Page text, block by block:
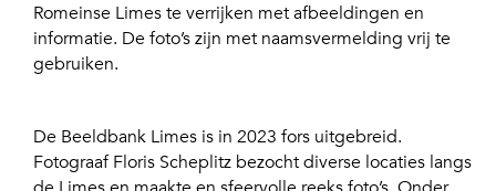
Romeinse Limes te verrijken met afbeeldingen en
informatie. De foto’s zijn met naamsvermelding vrij te
gebruiken.
De Beeldbank Limes is in 2023 fors uitgebreid.
Fotograaf Floris Scheplitz bezocht diverse locaties langs